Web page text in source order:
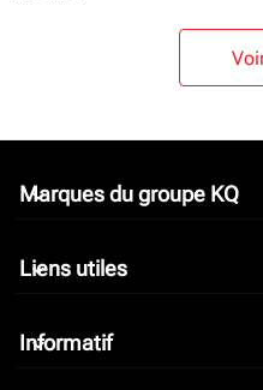
Marques du groupe KQ
keyboard_arrow_down
Liens utiles
keyboard_arrow_down
Informatif
keyboard_arrow_down